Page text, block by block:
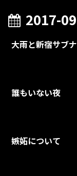
2017-09
大雨と新宿サブ
誰もいない夜
嫉妬について